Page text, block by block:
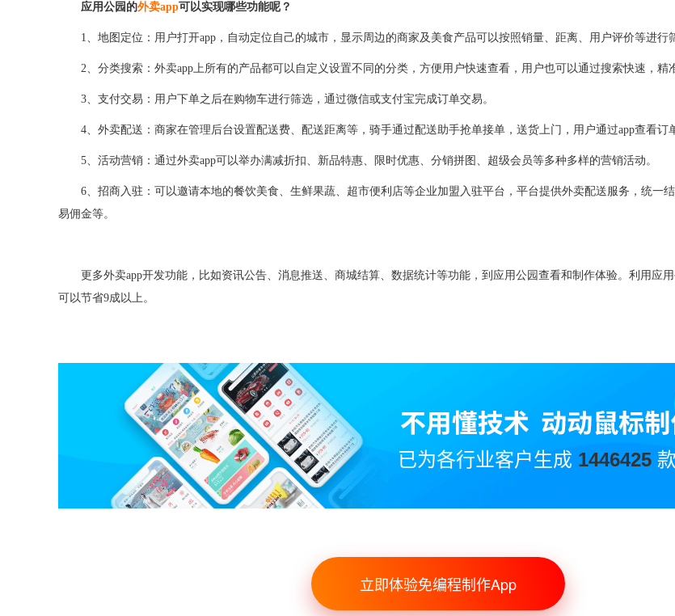
应用公园的外卖app可以实现哪些功能呢？
1、 地图定位 ： 用户打开app ，自动定位自己的城市，显示周边的商家及美食产品可以按照销量、 距离、 用户评价等进行
2、 分类搜索 ： 外卖app上所有的产品都可以自定义设置不同的分类，方便用户快速查看，用户也可以通过搜索快速，精
3、 支付交易 ： 用户下单之后在购物车进行筛选，通过微信或支付宝完成订单交易。
4、 外卖配送 ： 商家在管理后台设置配送费、 配送距离等，骑手通过配送助手抢单接单，送货上门，用户通过app查看订
5、 活动营销 ： 通过外卖app可以举办满减折扣、 新品特惠、 限时优惠、 分销拼图、 超级会员等多种多样的营销活动。
6、 招商入驻 ： 可以邀请本地的餐饮美食、 生鲜果蔬、 超市便利店等企业加盟入驻平台，平台提供外卖配送服务，统一
易佣金等。
更多外卖app开发功能，比如资讯公告、 消息推送、 商城结算、 数据统计等功能 ，到 应用公园查看和制作体验。 利用 应
可以节省9成以上。
已为各行业客户生成 1446425
立即体验免编程制作App